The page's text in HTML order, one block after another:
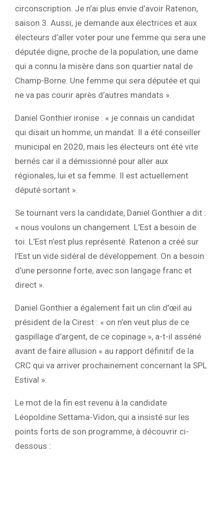
circonscription. Je n’ai plus envie d’avoir Ratenon,
saison 3. Aussi, je demande aux électrices et aux
électeurs d’aller voter pour une femme qui sera une
députée digne, proche de la population, une dame
qui a connu la misère dans son quartier natal de
Champ-Borne. Une femme qui sera députée et qui
ne va pas courir après d’autres mandats ».
Daniel Gonthier ironise : « je connais un candidat
qui disait un homme, un mandat. Il a été conseiller
municipal en 2020, mais les électeurs ont été vite
bernés car il a démissionné pour aller aux
régionales, lui et sa femme. Il est actuellement
député sortant ».
Se tournant vers la candidate, Daniel Gonthier a dit :
« nous voulons un changement. L’Est a besoin de
toi. L’Est n’est plus représenté. Ratenon a créé sur
l’Est un vide sidéral de développement. On a besoin
d’une personne forte, avec son langage franc et
direct ».
Daniel Gonthier a également fait un clin d’œil au
président de la Cirest : « on n’en veut plus de ce
gaspillage d’argent, de ce copinage », a-t-il asséné
avant de faire allusion « au rapport définitif de la
CRC qui va arriver prochainement concernant la SPL
Estival ».
Le mot de la fin est revenu à la candidate
Léopoldine Settama-Vidon, qui a insisté sur les
points forts de son programme, à découvrir ci-
dessous :